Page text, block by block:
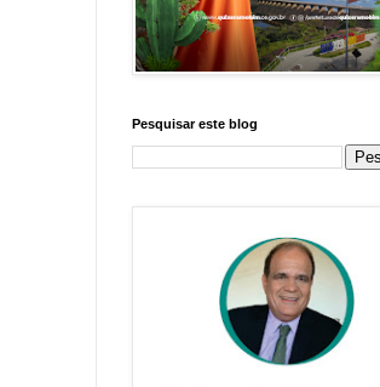
Pesquisar este blog